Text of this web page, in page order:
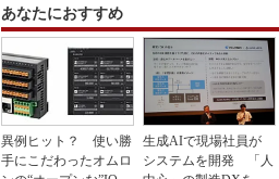
あなたにおすすめ
異例ヒット？ 使い勝
手にこだわったオムロ
生成AIで現場社員が
システムを開発 「人